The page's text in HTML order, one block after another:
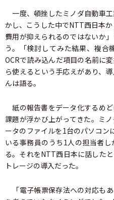
一度、頓挫したミノダ自動車
かし、こうした中でNTT西日本
費用が抑えられるのではないか
う。「検討してみた結果、複合
OCRで読み込んだ項目の名前に
ら使えるという手応えがあり、
んは語る。
紙の報告書をデータ化するめ
課題が浮かび上がってきた。ミ
ータのファイルを1台のパソコン
いる事務員のうち1人の担当者
る。それをNTT西日本に話した
トレージの導入だった。
「電子帳票保存法への対応も